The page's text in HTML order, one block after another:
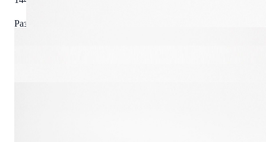
Разрешение видеозаписи задней камеры